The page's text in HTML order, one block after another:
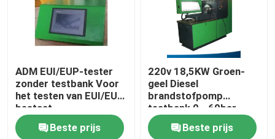
De gemeenschappelijke Proefbank van de
De gemeenschappelijke Proefbank van de Spoorpomp
Brandstofpomp testbank
ADM EUI/EUP-tester
zonder testbank Voor
het testen van EUI/EUP
bestaat
Cambox&Controller&
Specific Accessories
Beste prijs
220v 18,5KW Groen-
geel Diesel
brandstofpomp
testbank 0 - 60bar
Beste prijs